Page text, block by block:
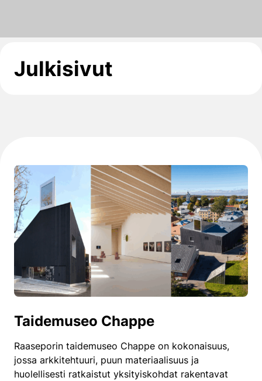
Julkisivut
Taidemuseo Chappe
Raaseporin taidemuseo Chappe on kokonaisuus,
jossa arkkitehtuuri, puun materiaalisuus ja
huolellisesti ratkaistut yksityiskohdat rakentavat